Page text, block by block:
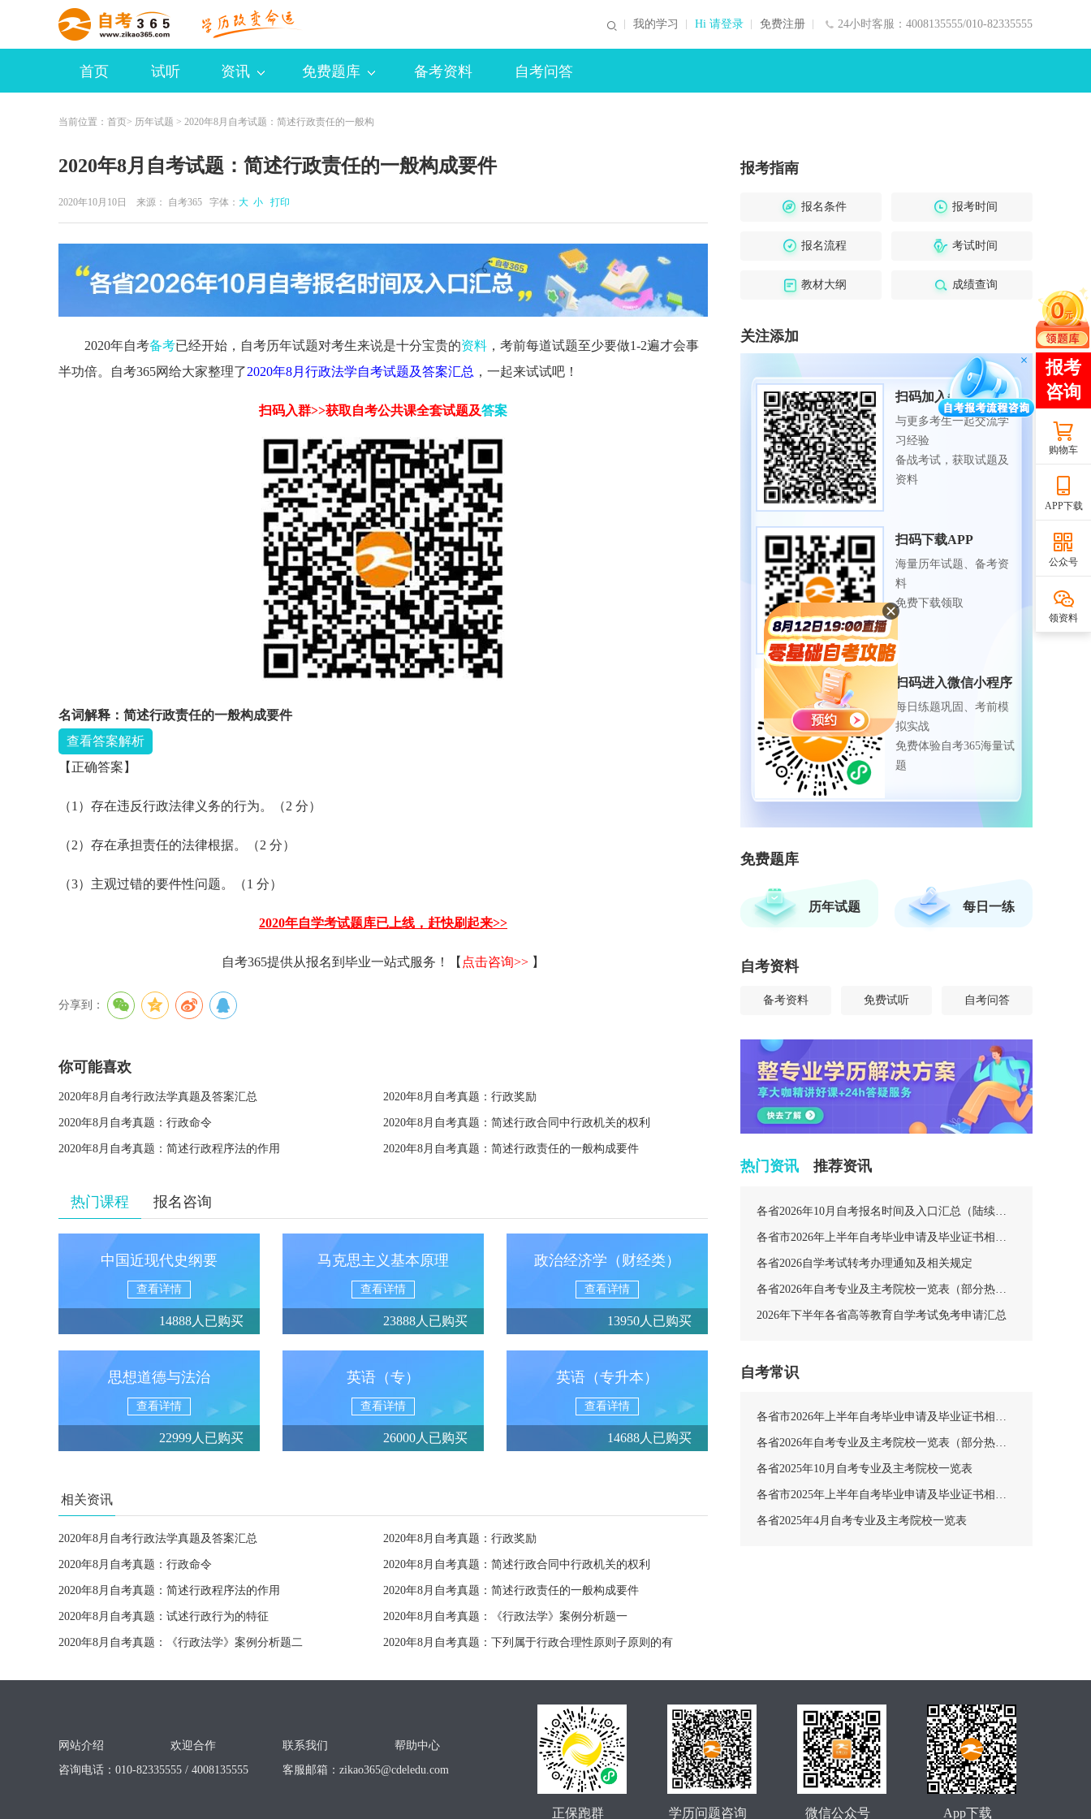
24小时客服：4008135555/010-82335555
我的学习 Hi 请登录 免费注册
首页 试听 资讯 免费题库 备考资料 自考问答
当前位置： 首页> 历年试题 > 2020年8月自考试题：简述行政责任的一般构
2020年8月自考试题：简述行政责任的一般构成要件
2020年10月10日 来源： 自考365 字体： 大 小 打印
2020年自考备考已经开始，自考历年试题对考生来说是十分宝贵的资料 ，考前每道试题至少要做1-2遍才会事
半功倍。自考365网给大家整理了2020年8月行政法学自考试题及答案汇总 ，一起来试试吧！
扫码入群>>获取自考公共课全套试题及答案
名词解释：简述行政责任的一般构成要件
查看答案解析
【正确答案】
（1）存在违反行政法律义务的行为。（2 分）
（2）存在承担责任的法律根据。（2 分）
（3）主观过错的要件性问题。（1 分）
2020年自学考试题库已上线，赶快刷起来>>
自考365提供从报名到毕业一站式服务！【 点击咨询>> 】
分享到：
你可能喜欢
2020年8月自考行政法学真题及答案汇总 2020年8月自考真题：行政奖励
2020年8月自考真题：行政命令 2020年8月自考真题：简述行政合同中行政机关的权利
2020年8月自考真题：简述行政程序法的作用 2020年8月自考真题：简述行政责任的一般构成要件
热门课程 报名咨询
中国近现代史纲要
查看详情
14888人已购买
马克思主义基本原理
查看详情
23888人已购买
政治经济学（财经类）
查看详情
13950人已购买
思想道德与法治
查看详情
22999人已购买
英语（专）
查看详情
26000人已购买
英语（专升本）
查看详情
14688人已购买
相关资讯
2020年8月自考行政法学真题及答案汇总 2020年8月自考真题：行政奖励
2020年8月自考真题：行政命令 2020年8月自考真题：简述行政合同中行政机关的权利
2020年8月自考真题：简述行政程序法的作用 2020年8月自考真题：简述行政责任的一般构成要件
2020年8月自考真题：试述行政行为的特征 2020年8月自考真题：《行政法学》案例分析题一
2020年8月自考真题：《行政法学》案例分析题二 2020年8月自考真题：下列属于行政合理性原则子原则的有
报考指南
报名条件 报考时间
报名流程 考试时间
教材大纲 成绩查询
关注添加
扫码加入备考交流群
与更多考生一起交流学
习经验
备战考试，获取试题及
资料
扫码下载APP
海量历年试题、备考资
料
免费下载领取
扫码进入微信小程序
每日练题巩固、考前模
拟实战
免费体验自考365海量试
题
免费题库
历年试题 每日一练
自考资料
备考资料 免费试听 自考问答
热门资讯
各省2026年10月自考报名时间及入口汇总（陆续更新中）
各省市2026年上半年自考毕业申请及毕业证书相关安排汇总
各省2026自学考试转考办理通知及相关规定
各省2026年自考专业及主考院校一览表（部分热门专业）
2026年下半年各省高等教育自学考试免考申请汇总
推荐资讯
自考常识
各省市2026年上半年自考毕业申请及毕业证书相关安排汇总
各省2026年自考专业及主考院校一览表（部分热门专业）
各省2025年10月自考专业及主考院校一览表
各省市2025年上半年自考毕业申请及毕业证书相关安排汇总
各省2025年4月自考专业及主考院校一览表
购物车
APP下载
公众号
领资料
网站介绍 欢迎合作 联系我们
帮助中心
咨询电话：010-82335555 / 4008135555
客服邮箱： zikao365@cdeledu.com
App下载
微信公众号
学历问题咨询
正保跑群